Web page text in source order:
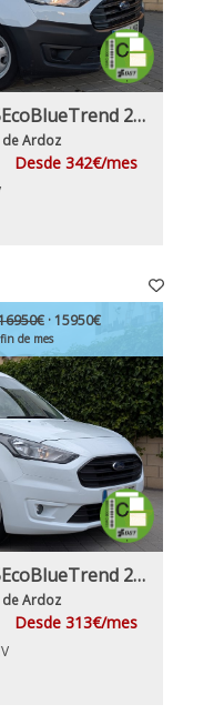
Ford Transit Connect 1.5EcoBlueTrend 210 L2 4 Puertas 100Cv Nacional IVA y Garantía Incl Etiqueta C
Ardoz
Desde 342€/mes
· 15950€
de mes
Ford Transit Connect 1.5EcoBlueTrend 210 L2 4 Puertas 120Cv IVA y Garantía Inc Etiqueta C
Ardoz
Desde 313€/mes